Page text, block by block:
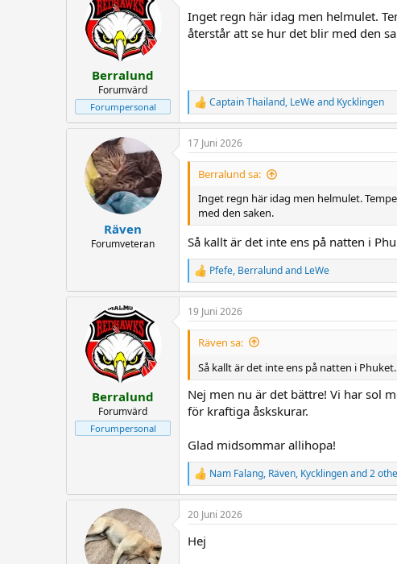
i
o
Berralund
Forumvärd
Forumpersonal
Inget regn här idag men helmulet.
återstår att se hur det blir med den
R
e
a
c
t
n
:
Captain Thailand, LeWeand Kycklingen
Räven
Forumveteran
17 Juni 2026
Berralund sa:
Inget regn här idag men helmulet.
med den saken.
Så kallt är det inte ens på natten i
R
e
a
c
t
n
s
:
Pfefe, Berralundand LeWe
Berralund
Forumvärd
Forumpersonal
19 Juni 2026
Räven sa:
Så kallt är det inte ens på natten i Phuket.
Nej men nu är det bättre! Vi har sol
för kraftiga åskskurar.
Glad midsommar allihopa!
R
e
a
c
i
Nam Falang, Räven, Kycklingenand 2
20 Juni 2026
Hej